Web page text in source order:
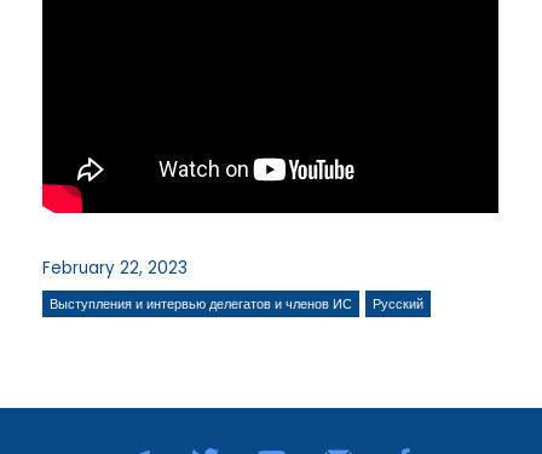
February 22, 2023
Выступления и интервью делегатов и членов ИС Русский